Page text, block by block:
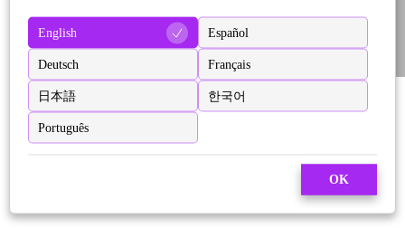
English Español
Deutsch Français
日本語 한국어
Português
OK